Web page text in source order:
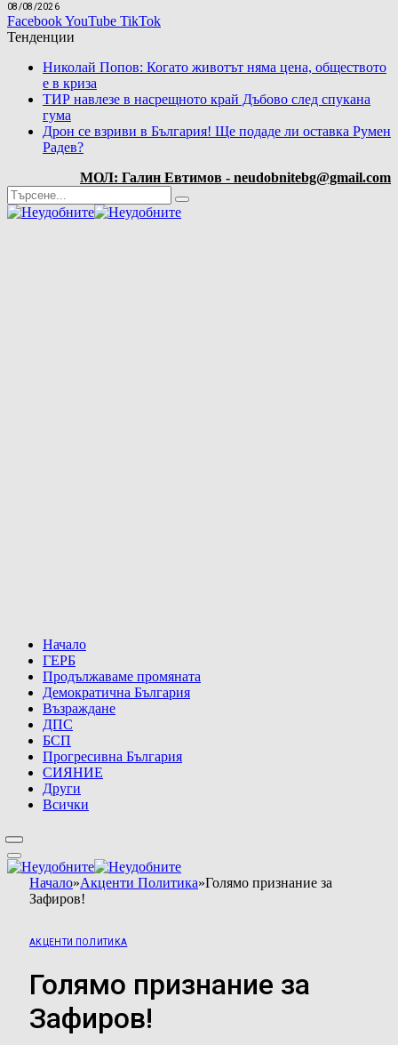
08/08/2026
FacebookYouTube TikTok
Тенденции
Николай Попов: Когато животът няма цена, обществото
е в криза
ТИР навлезе в насрещното край Дъбово след спукана
гума
Дрон се взриви в България! Ще подаде ли оставка Румен
Радев?
МОЛ: Галин Евтимов - neudobnitebg@gmail.com
Начало
ГЕРБ
Продължаваме промяната
Демократична България
Възраждане
ДПС
БСП
Прогресивна България
СИЯНИЕ
Други
Всички
Начало»Акценти Политика»Голямо признание за
Зафиров!
АКЦЕНТИ ПОЛИТИКА
Голямо признание за
Зафиров!